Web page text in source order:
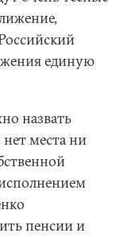
единую
назвать
места ни
пенсии и